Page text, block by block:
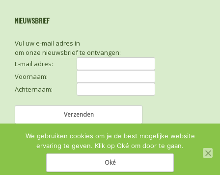
NIEUWSBRIEF
Vul uw e-mail adres in
om onze nieuwsbrief te ontvangen:
E-mail adres:
Voornaam:
Achternaam:
© 2026Sense FM
We gebruiken cookies om je de best mogelijke website
ervaring te geven. Klik op Oké om door te gaan.
Oké